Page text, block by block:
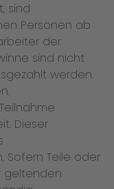
sind
Personen ab
der
sind nicht
werden.
Dieser
Teile oder
geltenden